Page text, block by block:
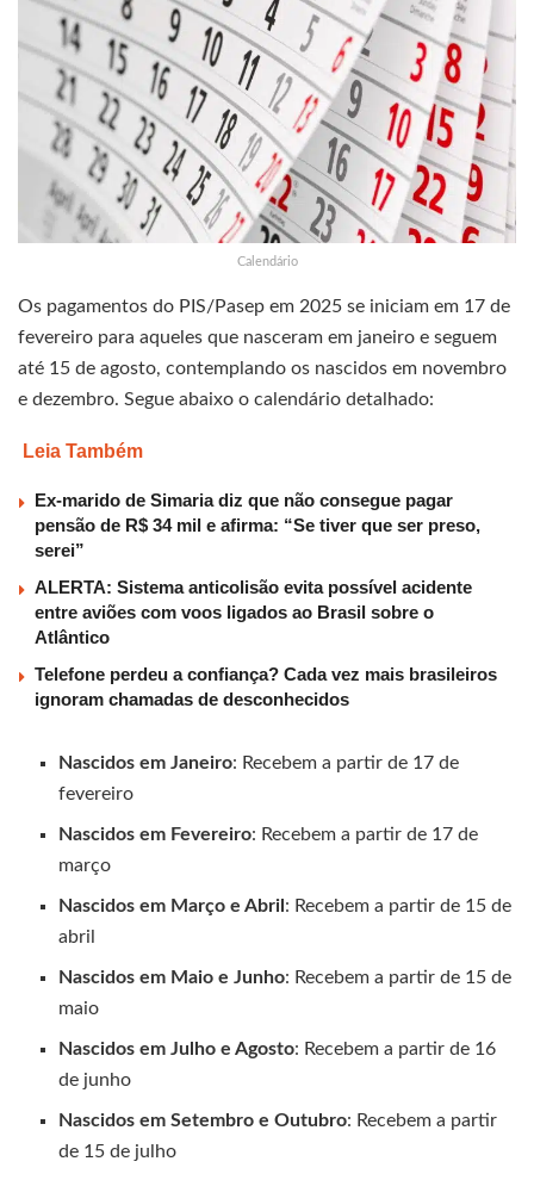
Calendário
Os pagamentos do PIS/Pasep em 2025 se iniciam em 17 de
fevereiro para aqueles que nasceram em janeiro e seguem
até 15 de agosto, contemplando os nascidos em novembro
e dezembro. Segue abaixo o calendário detalhado:
Leia Também
Ex-marido de Simaria diz que não consegue pagar
pensão de R$ 34 mil e afirma: “Se tiver que ser preso,
serei”
ALERTA: Sistema anticolisão evita possível acidente
entre aviões com voos ligados ao Brasil sobre o
Atlântico
Telefone perdeu a confiança? Cada vez mais brasileiros
ignoram chamadas de desconhecidos
Nascidos em Janeiro: Recebem a partir de 17 de
fevereiro
Nascidos em Fevereiro: Recebem a partir de 17 de
março
Nascidos em Março e Abril : Recebem a partir de 15 de
abril
Nascidos em Maio e Junho: Recebem a partir de 15 de
maio
Nascidos em Julho e Agosto: Recebem a partir de 16
de junho
Nascidos em Setembro e Outubro: Recebem a partir
de 15 de julho